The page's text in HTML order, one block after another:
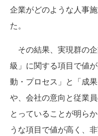
企業がどのような人事
た。
その結果、実現群の
級」に関する項目で値
動・プロセス」と「成
や、会社の意向と従業
とっていることが明ら
うな項目で値が高く、